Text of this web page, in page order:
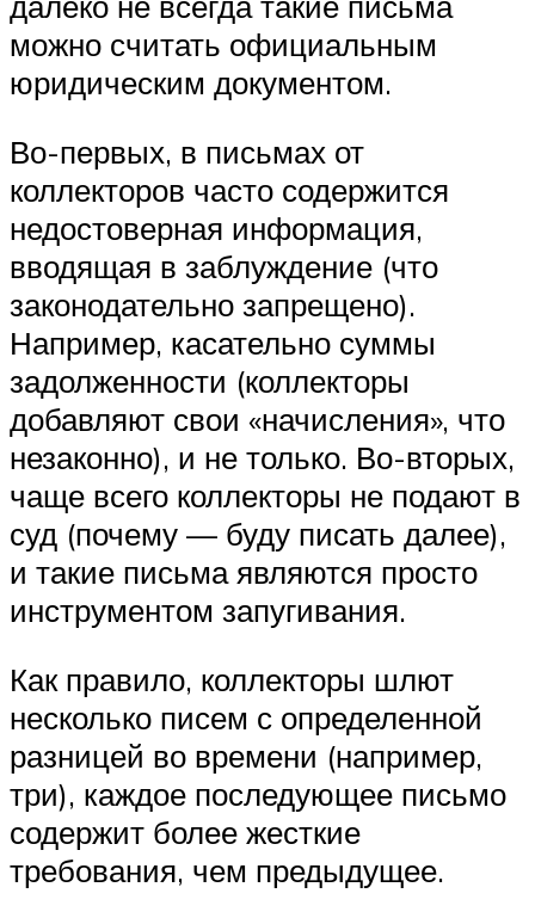
можно считать официальным
юридическим документом.
Во-первых, в письмах от
коллекторов часто содержится
недостоверная информация,
вводящая в заблуждение (что
законодательно запрещено).
Например, касательно суммы
задолженности (коллекторы
добавляют свои «начисления», что
незаконно), и не только. Во-вторых,
чаще всего коллекторы не подают в
суд (почему — буду писать далее),
и такие письма являются просто
инструментом запугивания.
Как правило, коллекторы шлют
несколько писем с определенной
разницей во времени (например,
три), каждое последующее письмо
содержит более жесткие
требования, чем предыдущее.